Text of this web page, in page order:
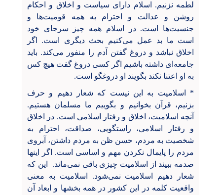
لطمه نزنیم. اسلام دارای سیاست و اخلاق و احکام
روشن و عدالت و احترام به همه قومیت‌ها و
جنسیت‌ها است. در اسلام همه چیز سرجای خود
است ما بد عمل می‌کنیم بحث دیگری است. اگر
اخلاق نباشد و دروغ گفتن آدم را منفور می‌کند. باید
جامعه‌ای داشته باشیم اگر کسی دروغ گفت هیچ کس
به او اعتنا نکند بگویند او دروغگو است.
* اسلامیت به این نیست که شعار دهیم و حرف
بزنیم، قرآن بخوانیم و بگوییم ما مسلمان هستیم.
آنچه اسلامیت، اخلاق و رفتار اسلامی است. در اخلاق
و رفتار اسلامی، راستگویی، صداقت، احترام به
شخصیت به مردم، حسن ظن به مردم داشتن، آبروی
مردم را پایمال نکردن مهم و اساسی است. اگر اینها
صدمه ببیند از اسلامیت چیزی باقی نمی‌ماند. این که
شعار دهیم اسلامیت نمی‌شود. اسلامیت به معنی
واقعیت کلمه در این کشور در همه بخشها و ابعاد آن